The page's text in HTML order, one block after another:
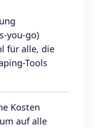
you-go)
für alle, die
Tools
Kosten
auf alle